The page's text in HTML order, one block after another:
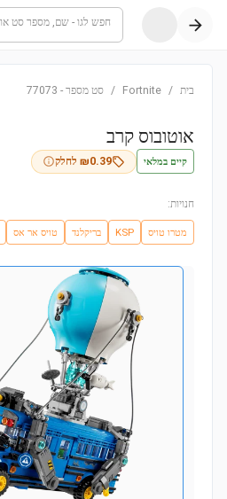
חפש לגו - שם, מספר סט או
בית /
Fortnite
/ סט מספר -
77073
אוטובוס קרב
קיים במלאי ₪0.39 לחלק
חנויות:
מטרו טויס KSP בריקלנד טויס אר אס